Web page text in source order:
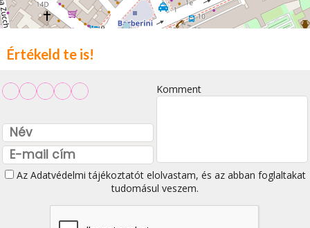
Értékeld te is!
Komment
Az Adatvédelmi tájékoztatótelolvastam, és az abban foglaltakat
tudomásul veszem.